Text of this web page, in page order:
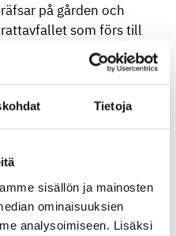
Tietoja
sisällön ja mainosten
ominaisuuksien
analysoimiseen. Lisäksi
på gården och
som förs till
på
för markarbeten.
eller invasiva växter.
avgiftsfritt. De bör
får man föra alla
Kvistarna flisas och